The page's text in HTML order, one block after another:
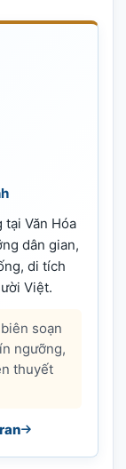
Văn Hóa
dân gian,
di tích
Việt.
soạn
ngưỡng,
thuyết